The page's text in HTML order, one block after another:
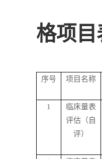
格项目
序号 项目名称
1
临床量表
评估（自
评）